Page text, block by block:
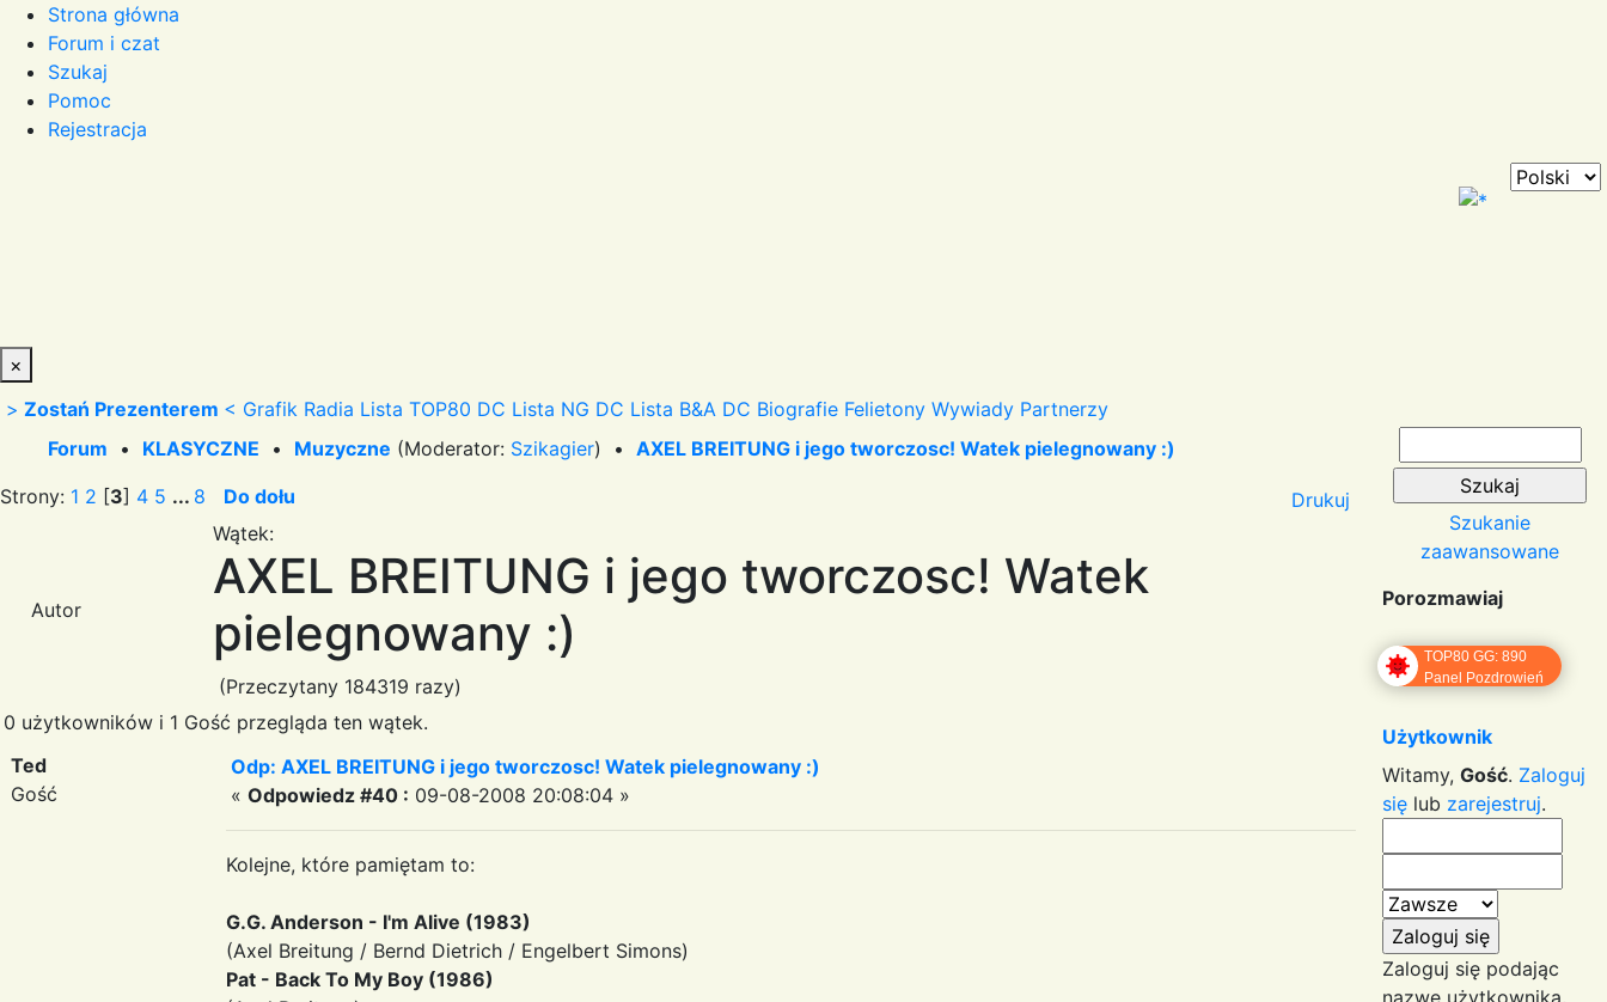
Strona główna
Forum i czat
Szukaj
Pomoc
Rejestracja
×
> Zostań Prezenterem < Grafik Radia Lista TOP80 DC Lista NG DC Lista B&A DC Biografie Felietony Wywiady Partnerzy
Forum • KLASYCZNE • Muzyczne (Moderator: Szikagier) • AXEL BREITUNG i jego tworczosc! Watek pielegnowany :)
Strony: 1 2 [3] 4 5 ... 8 Do dołu Drukuj
Autor
Wątek:
AXEL BREITUNG i jego tworczosc! Watek
pielegnowany :)
(Przeczytany 184319 razy)
0 użytkowników i 1 Gość przegląda ten wątek.
Ted
Gość
Odp: AXEL BREITUNG i jego tworczosc! Watek pielegnowany :)
« Odpowiedz #40 : 09-08-2008 20:08:04 »
Kolejne, które pamiętam to:
G.G. Anderson - I'm Alive (1983)
(Axel Breitung / Bernd Dietrich / Engelbert Simons)
Pat - Back To My Boy (1986)
Szukanie
zaawansowane
Porozmawiaj
TOP80 GG: 890
Panel Pozdrowień
Użytkownik
Witamy, Gość. Zaloguj
się lub zarejestruj.
Zaloguj się podając
nazwę użytkownika,